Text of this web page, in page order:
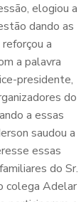
elogiou a
dando as
a
a palavra
presidente,
do
a essas
saudou a
essas
do Sr.
colega Adelar